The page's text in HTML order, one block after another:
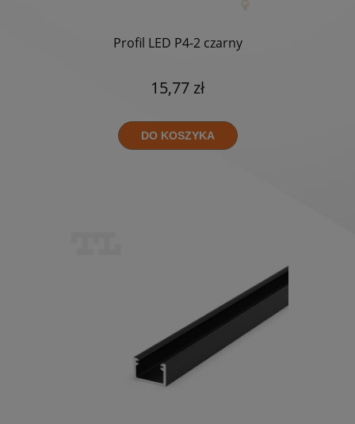
Profil LED P4-2 czarny
15,77 zł
DO KOSZYKA